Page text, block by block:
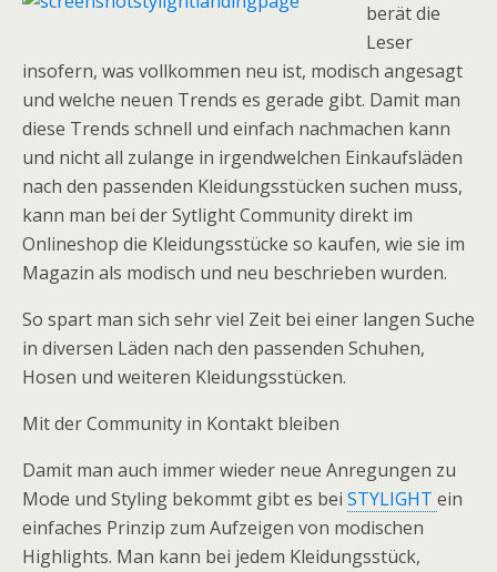
berät die
Leser
insofern, was vollkommen neu ist, modisch angesagt
und welche neuen Trends es gerade gibt. Damit man
diese Trends schnell und einfach nachmachen kann
und nicht all zulange in irgendwelchen Einkaufsläden
nach den passenden Kleidungsstücken suchen muss,
kann man bei der Sytlight Community direkt im
Onlineshop die Kleidungsstücke so kaufen, wie sie im
Magazin als modisch und neu beschrieben wurden.
So spart man sich sehr viel Zeit bei einer langen Suche
in diversen Läden nach den passenden Schuhen,
Hosen und weiteren Kleidungsstücken.
Mit der Community in Kontakt bleiben
Damit man auch immer wieder neue Anregungen zu
Mode und Styling bekommt gibt es bei STYLIGHT ein
einfaches Prinzip zum Aufzeigen von modischen
Highlights. Man kann bei jedem Kleidungsstück,